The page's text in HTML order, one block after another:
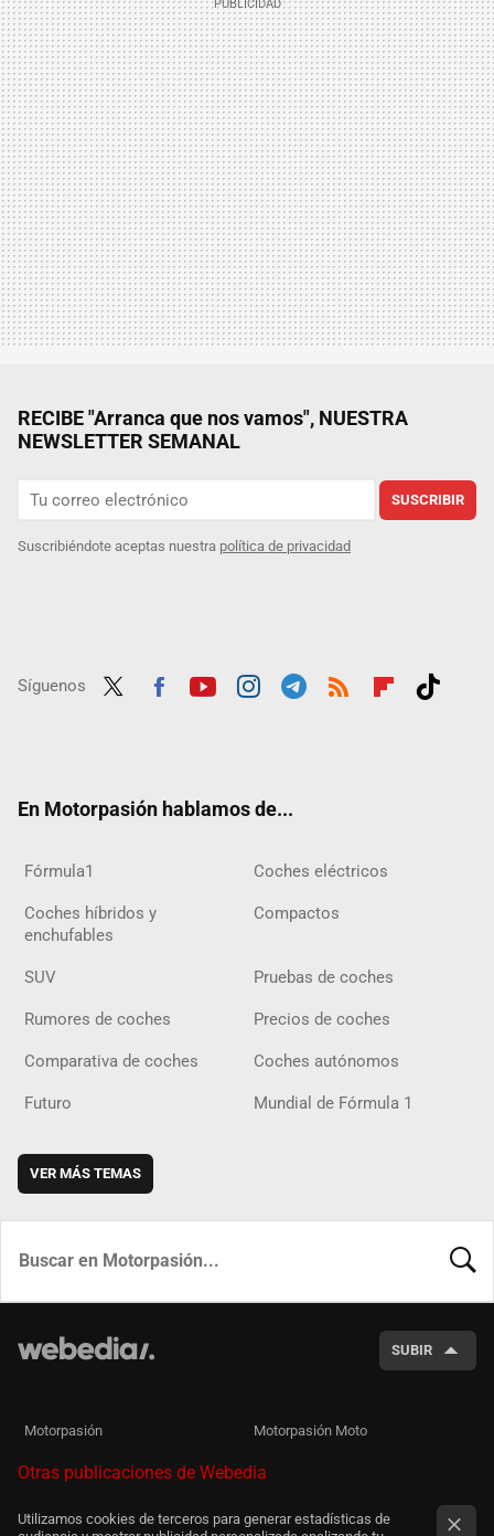
RECIBE "Arranca que nos vamos", NUESTRA
NEWSLETTER SEMANAL
SUSCRIBIR
Suscribiéndote aceptas nuestra política de privacidad
Síguenos
En Motorpasión hablamos de...
Fórmula1 Coches eléctricos
Coches híbridos y
enchufables
Compactos
SUV Pruebas de coches
Rumores de coches Precios de coches
Comparativa de coches Coches autónomos
Futuro Mundial de Fórmula 1
VER MÁS TEMAS
SUBIR
Motorpasión Motorpasión Moto
Otras publicaciones de Webedia
Utilizamos cookies de terceros para generar estadísticas de